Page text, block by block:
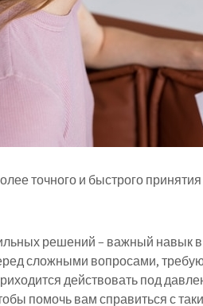
точного и быстрого
решений – важный навык
сложными вопросами,
действовать под
помочь вам справиться с